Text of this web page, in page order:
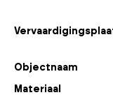
Objectnaam
Materiaal